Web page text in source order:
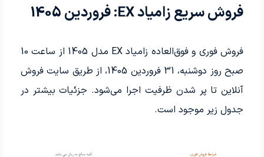
فروش سریع زامیاد EX: فروردین 1405
فروش فوری و فوق‌العاده زامیاد EX مدل 1405 از ساعت 10
صبح روز دوشنبه، 31 فروردین 1405، از طریق سایت فروش
آنلاین تا پر شدن ظرفیت اجرا می‌شود. جزئیات بیشتر در
جدول زیر موجود است.